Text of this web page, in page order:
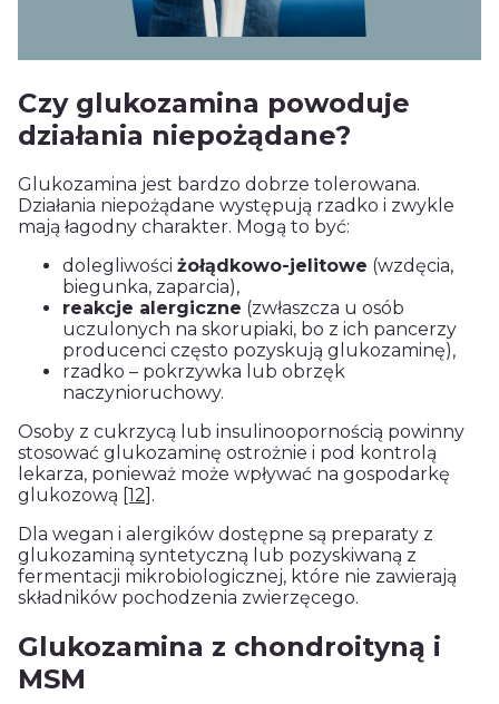
Czy glukozamina powoduje
działania niepożądane?
Glukozamina jest bardzo dobrze tolerowana.
Działania niepożądane występują rzadko i zwykle
mają łagodny charakter. Mogą to być:
dolegliwości żołądkowo-jelitowe (wzdęcia,
biegunka, zaparcia),
reakcje alergiczne (zwłaszcza u osób
uczulonych na skorupiaki, bo z ich pancerzy
producenci często pozyskują glukozaminę),
rzadko – pokrzywka lub obrzęk
naczynioruchowy.
Osoby z cukrzycą lub insulinoopornością powinny
stosować glukozaminę ostrożnie i pod kontrolą
lekarza, ponieważ może wpływać na gospodarkę
glukozową [12] .
Dla wegan i alergików dostępne są preparaty z
glukozaminą syntetyczną lub pozyskiwaną z
fermentacji mikrobiologicznej, które nie zawierają
składników pochodzenia zwierzęcego.
Glukozamina z chondroityną i
MSM